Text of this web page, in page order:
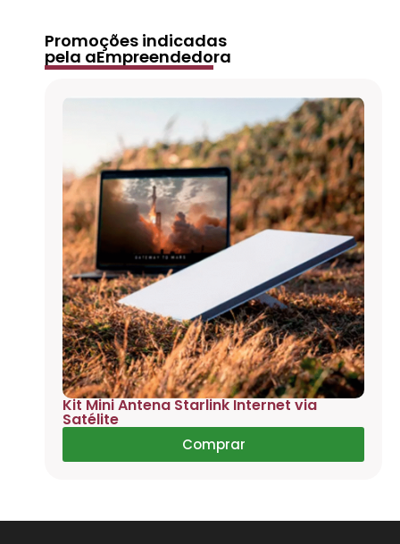
Promoções indicadas
pela aEmpreendedora
Kit Mini Antena Starlink Internet via
Satélite
Comprar